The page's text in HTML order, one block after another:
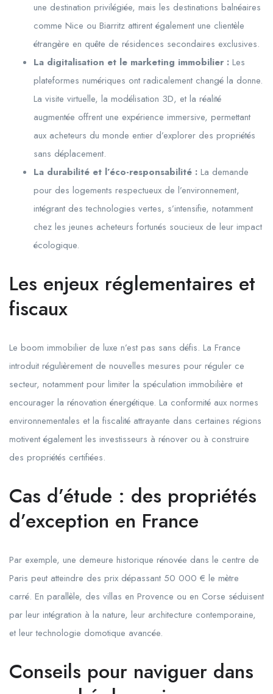
une destination privilégiée, mais les destinations balnéaires
comme Nice ou Biarritz attirent également une clientèle
étrangère en quête de résidences secondaires exclusives.
La digitalisation et le marketing immobilier : Les
plateformes numériques ont radicalement changé la donne.
La visite virtuelle, la modélisation 3D, et la réalité
augmentée offrent une expérience immersive, permettant
aux acheteurs du monde entier d’explorer des propriétés
sans déplacement.
La durabilité et l’éco-responsabilité : La demande
pour des logements respectueux de l’environnement,
intégrant des technologies vertes, s’intensifie, notamment
chez les jeunes acheteurs fortunés soucieux de leur impact
écologique.
Les enjeux réglementaires et
fiscaux
Le boom immobilier de luxe n’est pas sans défis. La France
introduit régulièrement de nouvelles mesures pour réguler ce
secteur, notamment pour limiter la spéculation immobilière et
encourager la rénovation énergétique. La conformité aux normes
environnementales et la fiscalité attrayante dans certaines régions
motivent également les investisseurs à rénover ou à construire
des propriétés certifiées.
Cas d’étude : des propriétés
d’exception en France
Par exemple, une demeure historique rénovée dans le centre de
Paris peut atteindre des prix dépassant 50 000 € le mètre
carré. En parallèle, des villas en Provence ou en Corse séduisent
par leur intégration à la nature, leur architecture contemporaine,
et leur technologie domotique avancée.
Conseils pour naviguer dans